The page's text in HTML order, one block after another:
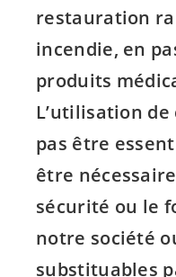
restauration
incendie, en
produits
L’utilisation
pas être
être
sécurité ou le
notre société
substituables